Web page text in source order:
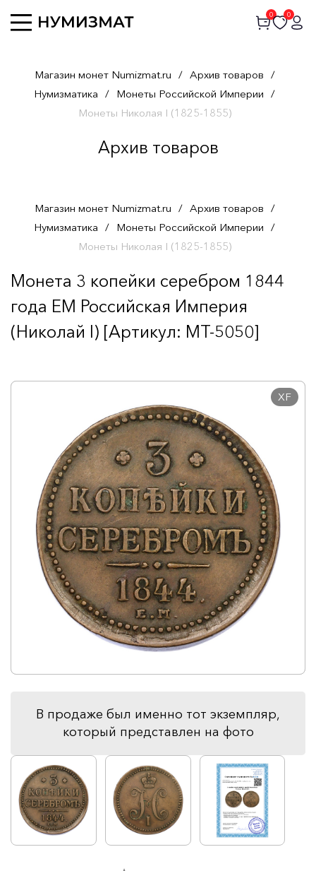
0 0
Магазин монет Numizmat.ru / Архив товаров /
Нумизматика / Монеты Российской Империи /
Монеты Николая I (1825-1855)
Архив товаров
Магазин монет Numizmat.ru / Архив товаров /
Нумизматика / Монеты Российской Империи /
Монеты Николая I (1825-1855)
Монета 3 копейки серебром 1844
года ЕМ Российская Империя
(Николай I) [Артикул: MT-5050]
XF
В продаже был именно тот экземпляр,
который представлен на фото